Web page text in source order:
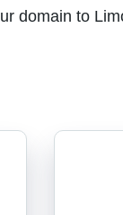
domain to